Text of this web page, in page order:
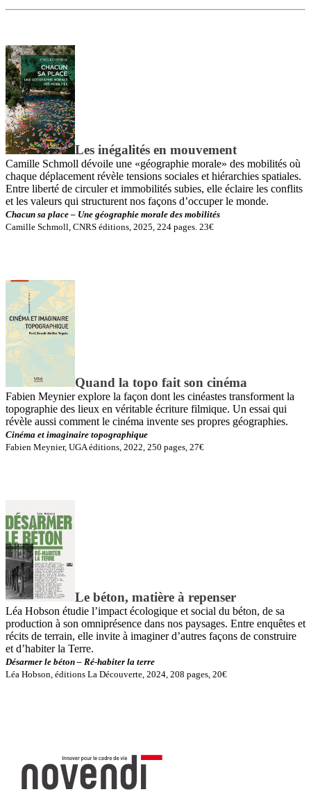
Les inégalités en mouvement
Camille Schmoll ­dévoile une «géographie morale» des mobilités où
chaque déplacement révèle tensions sociales et hiérarchies spatiales.
Entre liberté de ­circuler et immobilités subies, elle éclaire les conflits
et les valeurs qui structurent nos façons d’occuper le monde.
Chacun sa place – Une géographie morale des mobilités
Camille Schmoll, CNRS éditions, 2025, 224 pages. 23€
Quand la topo fait son cinéma
Fabien Meynier explore la façon dont les cinéastes transforment la
topographie des lieux en véritable écriture filmique. Un essai qui
révèle aussi comment le cinéma invente ses propres géographies.
Cinéma et imaginaire topographique
Fabien Meynier, UGA éditions, 2022, 250 pages, 27€
Le béton, matière à repenser
Léa Hobson étudie l’impact écologique et social du béton, de sa
production à son omniprésence dans nos paysages. Entre enquêtes et
récits de terrain, elle invite à imaginer d’autres façons de construire
et d’habiter la Terre.
Désarmer le béton – Ré-habiter la terre
Léa Hobson, éditions La Découverte, 2024, 208 pages, 20€